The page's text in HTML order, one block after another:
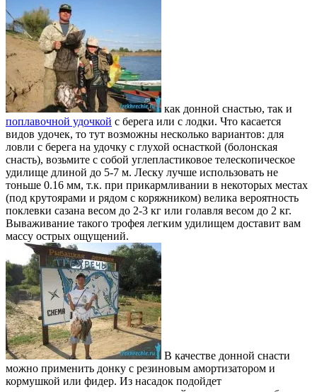
как донной снастью, так и
поплавочной удочкой с берега или с лодки. Что касается
видов удочек, то тут возможны несколько вариантов: для
ловли с берега на удочку с глухой оснасткой (болонская
снасть), возьмите с собой углепластиковое телескопическое
удилище длиной до 5-7 м. Леску лучше использовать не
тоньше 0.16 мм, т.к. при прикармливании в некоторых местах
(под крутоярами и рядом с коряжником) велика вероятность
поклевки сазана весом до 2-3 кг или голавля весом до 2 кг.
Вываживание такого трофея легким удилищем доставит вам
массу острых ощущений.
В качестве донной снасти
можно применить донку с резиновым амортизатором и
кормушкой или фидер. Из насадок подойдет